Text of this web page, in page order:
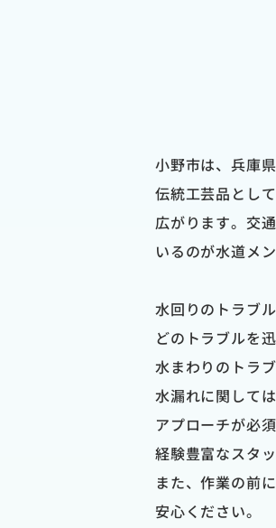
小野市は、兵庫
伝統工芸品とし
広がります。交
いるのが水道メ
水回りのトラブ
どのトラブルを
水まわりのトラ
水漏れに関して
アプローチが必
経験豊富なスタ
また、作業の前
安心ください。